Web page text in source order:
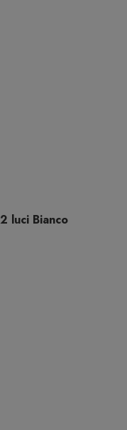
luci Bianco